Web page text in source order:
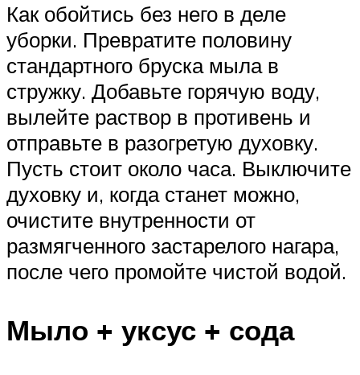
Как обойтись без него в деле
уборки. Превратите половину
стандартного бруска мыла в
стружку. Добавьте горячую воду,
вылейте раствор в противень и
отправьте в разогретую духовку.
Пусть стоит около часа. Выключите
духовку и, когда станет можно,
очистите внутренности от
размягченного застарелого нагара,
после чего промойте чистой водой.
Мыло + уксус + сода